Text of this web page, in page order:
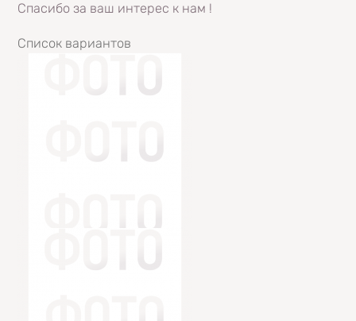
Спасибо за ваш интерес к нам !
Список вариантов